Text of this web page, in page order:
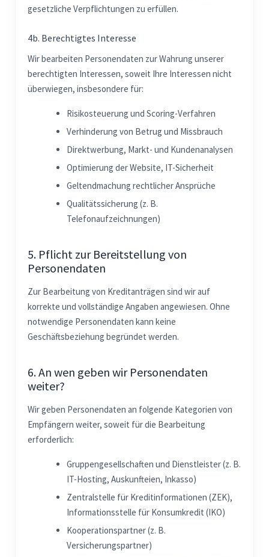
gesetzliche Verpflichtungen zu erfüllen.
4b. Berechtigtes Interesse
Wir bearbeiten Personendaten zur Wahrung unserer
berechtigten Interessen, soweit Ihre Interessen nicht
überwiegen, insbesondere für:
Risikosteuerung und Scoring-Verfahren
Verhinderung von Betrug und Missbrauch
Direktwerbung, Markt- und Kundenanalysen
Optimierung der Website, IT-Sicherheit
Geltendmachung rechtlicher Ansprüche
Qualitätssicherung (z. B.
Telefonaufzeichnungen)
5. Pflicht zur Bereitstellung von
Personendaten
Zur Bearbeitung von Kreditanträgen sind wir auf
korrekte und vollständige Angaben angewiesen. Ohne
notwendige Personendaten kann keine
Geschäftsbeziehung begründet werden.
6. An wen geben wir Personendaten
weiter?
Wir geben Personendaten an folgende Kategorien von
Empfängern weiter, soweit für die Bearbeitung
erforderlich:
Gruppengesellschaften und Dienstleister (z. B.
IT-Hosting, Auskunfteien, Inkasso)
Zentralstelle für Kreditinformationen (ZEK),
Informationsstelle für Konsumkredit (IKO)
Kooperationspartner (z. B.
Versicherungspartner)